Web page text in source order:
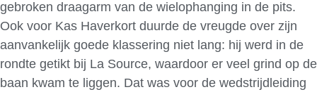
gebroken draagarm van de wielophanging in de pits.
Ook voor Kas Haverkort duurde de vreugde over zijn
aanvankelijk goede klassering niet lang: hij werd in de
rondte getikt bij La Source, waardoor er veel grind op de
baan kwam te liggen. Dat was voor de wedstrijdleiding